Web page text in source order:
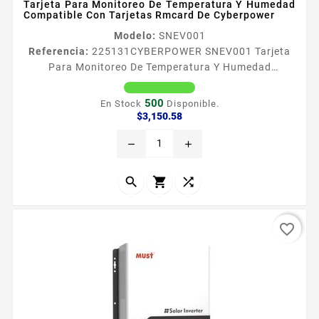
Tarjeta Para Monitoreo De Temperatura Y Humedad
Compatible Con Tarjetas Rmcard De Cyberpower
Modelo: SNEV001
Referencia: 225131 CYBERPOWER SNEV001 Tarjeta
Para Monitoreo De Temperatura Y Humedad
Compatible Con Tarjetas Rmcard De Cyberpower
CyberPower ENVIROSENSOR proporciona una
monitorizacioacuten y gestioacuten completa de UPS
tiempo real cuando se conecta a tarjetas de
Generalmente los administradores las usan para
supervisar los...
En Stock 500 Disponible.
$3,150.58Precio
remove add
  
favorite_border